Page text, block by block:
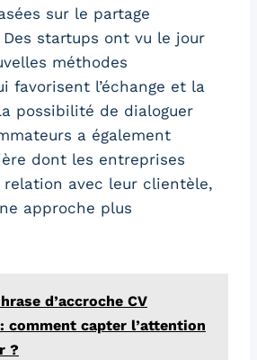
sur le partage
Des startups ont vu le jour
méthodes
favorisent l’échange et la
possibilité de dialoguer
a également
dont les entreprises
relation avec leur clientèle,
approche plus
d’accroche CV
comment capter l’attention
?